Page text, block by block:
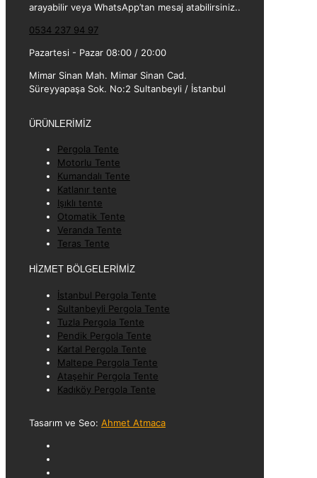
arayabilir veya WhatsApp’tan mesaj atabilirsiniz..
0534 237 94 97
Pazartesi - Pazar 08:00 / 20:00
Mimar Sinan Mah. Mimar Sinan Cad.
Süreyyapaşa Sok. No:2 Sultanbeyli / İstanbul
ÜRÜNLERİMİZ
Pergola Tente
Motorlu Tente
Kumandalı Tente
Katlanır tente
Işıklı tente
Otomatik Tente
Veranda Tente
Teras Tente
HİZMET BÖLGELERİMİZ
İstanbul Pergola Tente
Sultanbeyli Pergola Tente
Tuzla Pergola Tente
Pendik Pergola Tente
Kartal Pergola Tente
Maltepe Pergola Tente
Ataşehir Pergola Tente
Kadıköy Pergola Tente
Tasarım ve Seo: Ahmet Atmaca